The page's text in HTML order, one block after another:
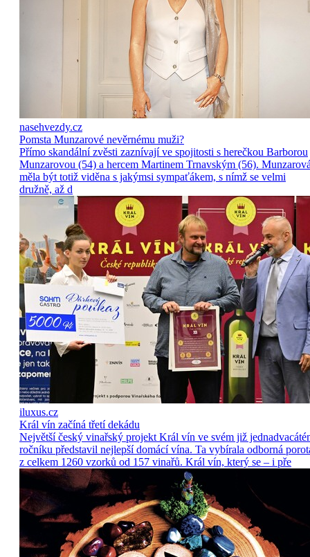
nasehvezdy.cz
Pomsta Munzarové nevěrnému muži?
Přímo skandální zvěsti zaznívají ve spojitosti s herečkou Barborou
Munzarovou (54) a hercem Martinem Trnavským (56).
měla být totiž viděna s jakýmsi sympaťákem, s nímž se velmi
družně, až d
iluxus.cz
Král vín začíná třetí dekádu
Největší český vinařský projekt Král vín ve svém již
ročníku představil nejlepší domácí vína. Ta vybírala odborná
z celkem 1260 vzorků od 157 vinařů. Král vín, který se – i pře